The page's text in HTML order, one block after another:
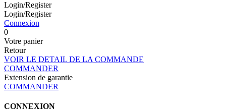
Login/Register
Login/Register
Connexion
0
Votre panier
Retour
VOIR LE DETAIL DE LA COMMANDE
COMMANDER
Extension de garantie
COMMANDER
CONNEXION